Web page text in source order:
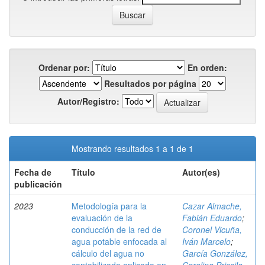
Ordenar por:
En orden:
Resultados por página
Autor/Registro:
Mostrando resultados 1 a 1 de 1
Fecha de
publicación
Título Autor(es)
2023
Metodología para la
evaluación de la
conducción de la red de
agua potable enfocada al
cálculo del agua no
Cazar Almache,
Fabián Eduardo;
Coronel Vicuña,
Iván Marcelo;
García González,